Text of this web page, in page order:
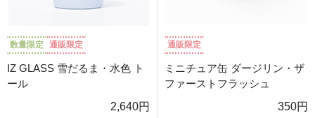
数量限定 通販限定
IZ GLASS 雪だるま・水色 ト
ール
2,640円
通販限定
ミニチュア缶 ダージリン・ザ
ファーストフラッシュ
350円